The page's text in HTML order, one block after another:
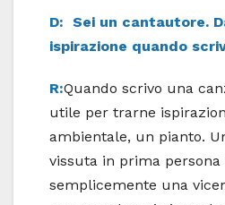
D: Sei un cantautore.
ispirazione quando
R:Quando scrivo una
utile per trarne
ambientale, un pianto.
vissuta in prima persona
semplicemente una